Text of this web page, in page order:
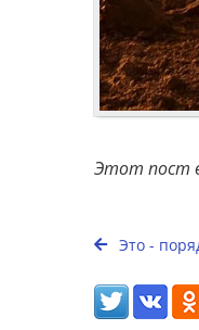
Этот пост
Это -